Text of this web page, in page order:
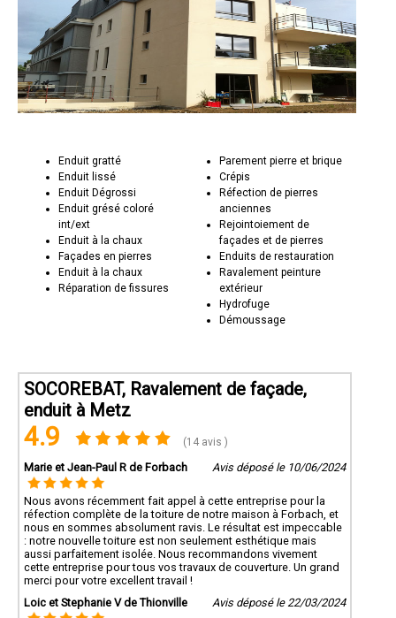
Enduit gratté
Enduit lissé
Enduit Dégrossi
Enduit grésé coloré
int/ext
Enduit à la chaux
Façades en pierres
Enduit à la chaux
Réparation de fissures
Parement pierre et brique
Crépis
Réfection de pierres
anciennes
Rejointoiement de
façades et de pierres
Enduits de restauration
Ravalement peinture
extérieur
Hydrofuge
Démoussage
SOCOREBAT, Ravalement de façade,
enduit à Metz
4.9 (14 avis )
Marie et Jean-Paul R de Forbach Avis déposé le 10/06/2024
Nous avons récemment fait appel à cette entreprise pour la
réfection complète de la toiture de notre maison à Forbach, et
nous en sommes absolument ravis. Le résultat est impeccable
: notre nouvelle toiture est non seulement esthétique mais
aussi parfaitement isolée. Nous recommandons vivement
cette entreprise pour tous vos travaux de couverture. Un grand
merci pour votre excellent travail !
Loic et Stephanie V de Thionville
Avis déposé le 22/03/2024